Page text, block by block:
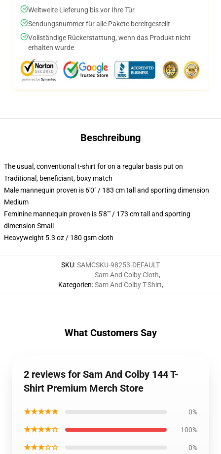
Weltweite Lieferung bis vor Ihre Tür
Sendungsnummer für alle Pakete bereitgestellt
Vollständige Rückerstattung, wenn das Produkt nicht
erhalten wurde
Beschreibung
The usual, conventional t-shirt for on a regular basis put on
Traditional, beneficiant, boxy match
Male mannequin proven is 6'0" / 183 cm tall and sporting dimension
Medium
Feminine mannequin proven is 5'8"" / 173 cm tall and sporting
dimension Small
Heavyweight 5.3 oz / 180 gsm cloth
SKU:SAMCSKU-98253-DEFAULT
Kategorien:
Sam And Colby Cloth,
Sam And Colby T-Shirt,
What Customers Say
2 reviews for Sam And Colby 144 T-
Shirt Premium Merch Store
★★★★★ 0%
★★★★☆ 100%
★★★☆☆ 0%